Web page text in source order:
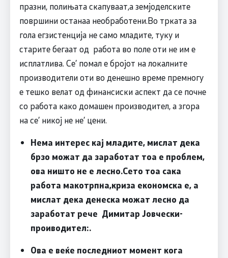
празни, полињата скапуваат,а земјоделските
површини останаа необработени.Во трката за
гола егзистенција не само младите, туку и
старите бегаат од работа во поле оти не им е
исплатлива. Се’ помал е бројот на локалните
производители оти во денешно време премногу
е тешко велат од финансиски аспект да се почне
со работа како домашен производител, а згора
на се’ никој не не’ цени.
Нема интерес кај младите, мислат дека
брзо можат да заработат тоа е проблем,
ова ништо не е лесно.Сето тоа сака
работа макотрпна,криза економска е, а
мислат дека денеска можат лесно да
заработат рече Димитар Јовчески-
проиводител:.
Ова е веќе последниот момент кога